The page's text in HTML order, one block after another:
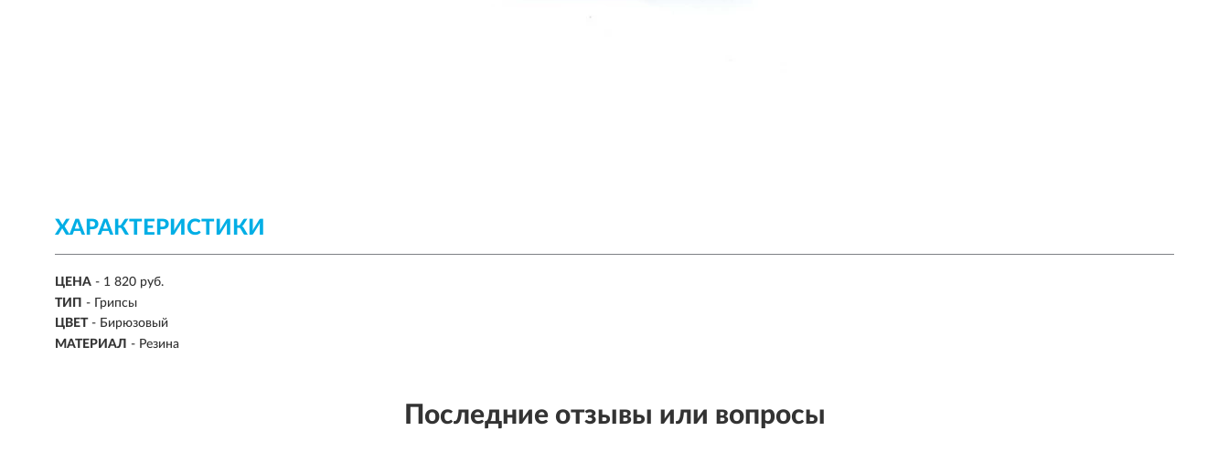
ХАРАКТЕРИСТИКИ
ЦЕНА - 1 820 руб.
ТИП - Грипсы
ЦВЕТ - Бирюзовый
МАТЕРИАЛ - Резина
Последние отзывы или вопросы